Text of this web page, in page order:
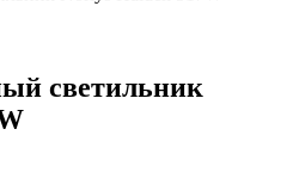
светильник